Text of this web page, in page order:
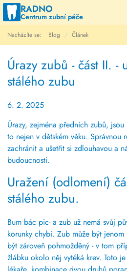
RADNO
Centrum zubní péče
Nacházíte se: Blog Článek
Úrazy zubů - část II. -
stálého zubu
6. 2. 2025
Úrazy, zejména předních zubů,
to nejen v dětském věku. Správnou
zachránit a ušetřit si zdlouhavou a
budoucnosti.
Uražení (odlomení)
stálého zubu.
Bum bác pic- a zub už nemá svůj
korunky chybí. Zub může být jenom
být zároveň pohmožděný - v tom
žlábku okolo něj vytéká krev. Toto